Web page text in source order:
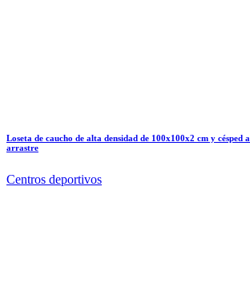
Loseta de caucho de alta densidad de 100x100x2 cm y
arrastre
Centros deportivos